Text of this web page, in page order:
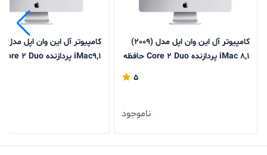
کامپیوتر آل این وان اپل مدل (2009)
iMac 8,1 پردازنده Core 2 Duo حافظه
5
ناموجود